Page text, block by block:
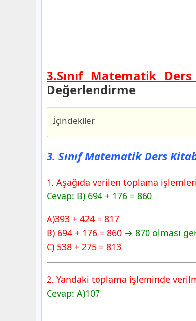
3.Sınıf Matematik Ders
Değerlendirme
İçindekiler
3. Sınıf Matematik Ders Kitabı
Yayıncılık
3. Sınıf Matematik Ders Kitabı
Yayıncılık
3. Sınıf Matematik Ders Kitabı
Yayıncılık
3. Sınıf Matematik Ders Kitabı
Yayıncılık
3. Sınıf Matematik Ders
1. Aşağıda verilen toplama
Cevap: B) 694 + 176 = 860
A)393 + 424 = 817
B) 694 + 176 = 860 → 870 olması
C) 538 + 275 = 813
2. Yandaki toplama işleminde
Cevap: A)107